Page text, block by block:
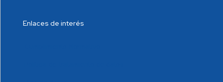
Enlaces de interés